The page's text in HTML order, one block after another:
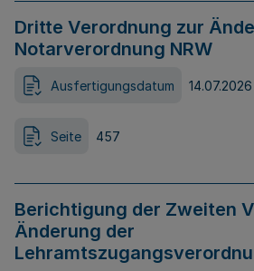
Dritte Verordnung zur
Notarverordnung NRW
Ausfertigungsdatum 14.07.2026
Seite 457
Berichtigung der Zweiten
Änderung der